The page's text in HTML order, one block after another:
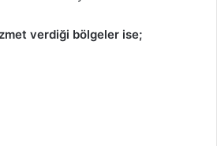
verdiği bölgeler ise;